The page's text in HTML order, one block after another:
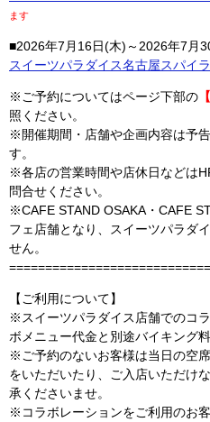
ます
■2026年7月16日(木)～2026年7月
スイーツパラダイス名古屋スパイ
※ご予約についてはページ下部の
照ください。
※開催期間・店舗や企画内容は予
す。
※各店の営業時間や店休日などは
問合せください。
※CAFE STAND OSAKA・CAFE
フェ店舗となり、スイーツパラダ
せん。
【ご利用について】
※スイーツパラダイス店舗でのコ
ボメニュー代金と別途バイキング
※ご予約のないお客様は当日の空
をいただいたり、ご入店いただけ
承くださいませ。
※コラボレーションをご利用のお